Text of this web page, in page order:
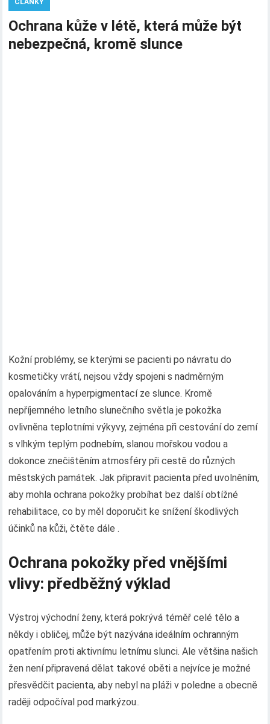
ČLÁNKY
Ochrana kůže v létě, která může být
nebezpečná, kromě slunce
Kožní problémy, se kterými se pacienti po návratu do
kosmetičky vrátí, nejsou vždy spojeni s nadměrným
opalováním a hyperpigmentací ze slunce. Kromě
nepříjemného letního slunečního světla je pokožka
ovlivněna teplotními výkyvy, zejména při cestování do zemí
s vlhkým teplým podnebím, slanou mořskou vodou a
dokonce znečištěním atmosféry při cestě do různých
městských památek. Jak připravit pacienta před uvolněním,
aby mohla ochrana pokožky probíhat bez další obtížné
rehabilitace, co by měl doporučit ke snížení škodlivých
účinků na kůži, čtěte dále .
Ochrana pokožky před vnějšími
vlivy: předběžný výklad
Výstroj východní ženy, která pokrývá téměř celé tělo a
někdy i obličej, může být nazývána ideálním ochranným
opatřením proti aktivnímu letnímu slunci. Ale většina našich
žen není připravená dělat takové oběti a nejvíce je možné
přesvědčit pacienta, aby nebyl na pláži v poledne a obecně
raději odpočíval pod markýzou..